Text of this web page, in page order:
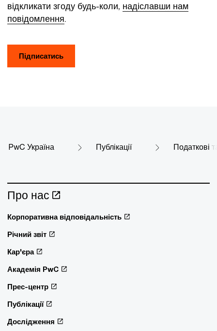
відкликати згоду будь-коли, надіславши нам
повідомлення.
Підписатись
PwC Україна Публікації Податкові
Про нас
Корпоративна відповідальність
Річний звіт
Кар'єра
Академія PwC
Прес-центр
Публікації
Дослідження